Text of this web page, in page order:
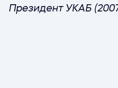
Президент УКАБ